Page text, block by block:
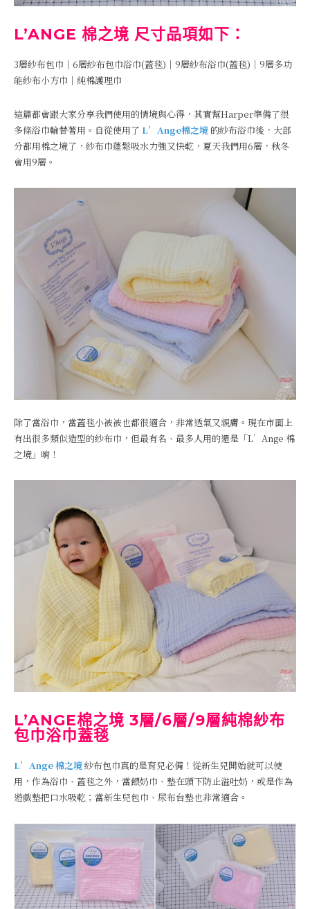
L’ANGE 棉之境 尺寸品項如下：
3層紗布包巾｜6層紗布包巾浴巾(蓋毯)｜9層紗布浴巾(蓋毯)｜9層多功
能紗布小方巾｜純棉護理巾
這篇都會跟大家分享我們使用的情境與心得，其實幫Harper準備了很
多條浴巾輪替著用。自從使用了 L’Ange棉之境 的紗布浴巾後，大部
分都用棉之境了，紗布巾蓬鬆吸水力強又快乾，夏天我們用6層，秋冬
會用9層。
除了當浴巾，當蓋毯小被被也都很適合，非常透氣又親膚。現在市面上
有出很多類似造型的紗布巾，但最有名、最多人用的還是「L’Ange 棉
之境」唷！
L’ANGE棉之境 3層/6層/9層純棉紗布
包巾浴巾蓋毯
L’Ange 棉之境紗布包巾真的是育兒必備！從新生兒開始就可以使
用，作為浴巾、蓋毯之外，當餵奶巾、墊在頭下防止溢吐奶，或是作為
遊戲墊把口水吸乾；當新生兒包巾、尿布台墊也非常適合。